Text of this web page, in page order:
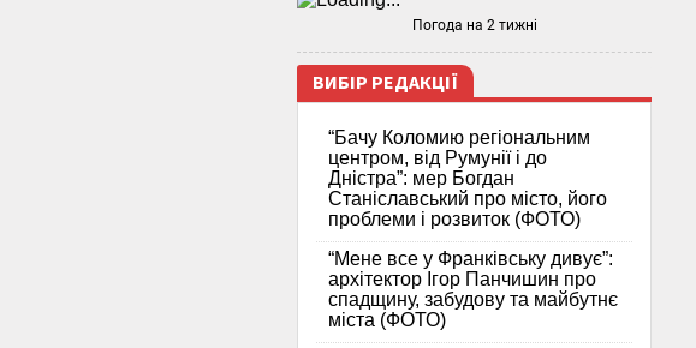
Погода на 2 тижні
ВИБІР РЕДАКЦІЇ
“Бачу Коломию регіональним
центром, від Румунії і до
Дністра”: мер Богдан
Станіславський про місто, його
проблеми і розвиток (ФОТО)
“Мене все у Франківську дивує”:
архітектор Ігор Панчишин про
спадщину, забудову та майбутнє
міста (ФОТО)